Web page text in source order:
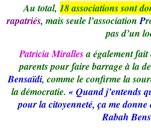
Au total, 18 associations sont
rapatriés, mais seule l’associationP
pas d’un
Patricia Mirallesa également fait
parents pour faire barrage à la
Bensaïdi, comme le confirme la
la démocratie. « Quand j’entends
pour la citoyenneté, ça me
Rabah